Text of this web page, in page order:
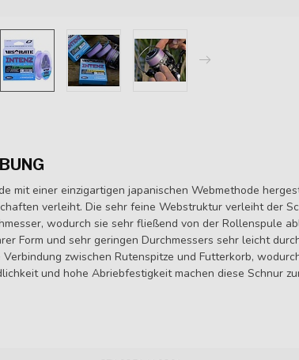
mit einer einzigartigen japanischen Webmethode
verleiht. Die sehr feine Webstruktur verleiht der
wodurch sie sehr fließend von der Rollenspule
Form und sehr geringen Durchmessers sehr leicht
zwischen Rutenspitze und Futterkorb,
und hohe Abriebfestigkeit machen diese Schnur